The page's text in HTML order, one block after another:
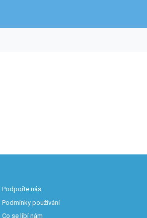
Podpořte nás
Podmínky používání
Co se líbí nám